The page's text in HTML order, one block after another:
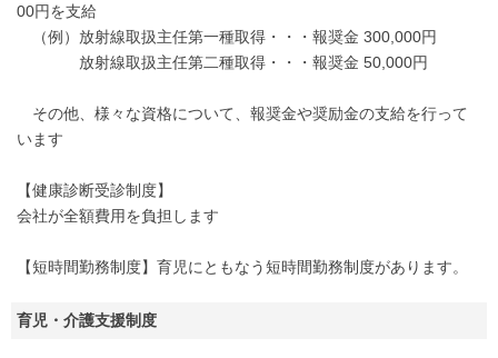
00円を支給
（例）放射線取扱主任第一種取得・・・報奨金 300,000円
放射線取扱主任第二種取得・・・報奨金 50,000円
その他、様々な資格について、報奨金や奨励金の支給を行って
います
【健康診断受診制度】
会社が全額費用を負担します
【短時間勤務制度】育児にともなう短時間勤務制度があります。
育児・介護支援制度